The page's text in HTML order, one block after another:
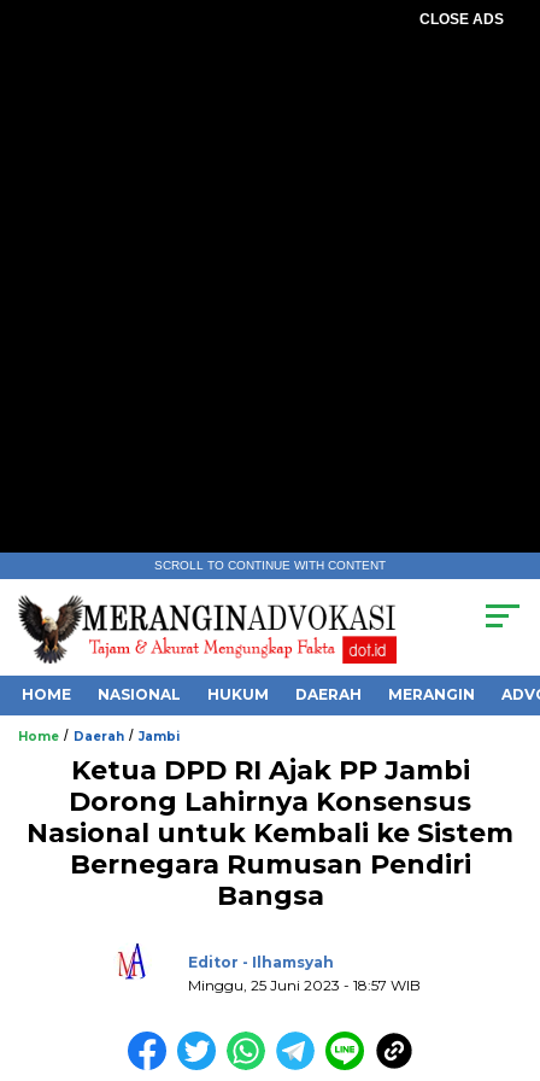
CLOSE ADS
SCROLL TO CONTINUE WITH CONTENT
HOME NASIONAL HUKUM DAERAH MERANGIN
Home / Daerah / Jambi
Ketua DPD RI Ajak PP Jambi
Dorong Lahirnya Konsensus
Nasional untuk Kembali ke Sistem
Bernegara Rumusan Pendiri
Bangsa
Editor - Ilhamsyah
Minggu, 25 Juni 2023 - 18:57 WIB